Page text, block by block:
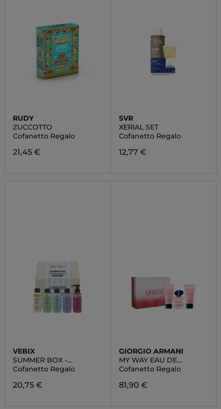
RUDY
ZUCCOTTO
Cofanetto Regalo
21,45 €
SVR
XERIAL SET
Cofanetto Regalo
12,77 €
VEBIX
SUMMER BOX -
EDIZIONE LIMITATA
Cofanetto Regalo
20,75 €
GIORGIO ARMANI
MY WAY EAU DE
PARFUM
Cofanetto Regalo
81,90 €